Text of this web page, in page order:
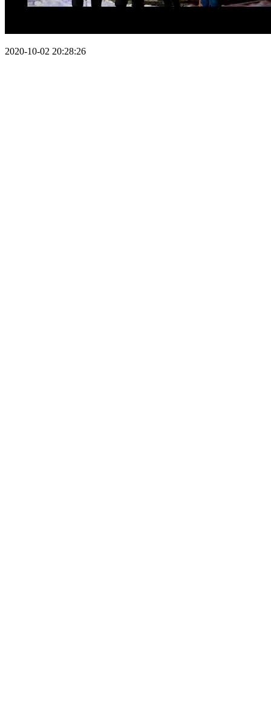
2020-10-02 20:28:26